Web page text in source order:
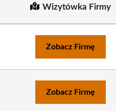
Wizytówka Firmy
Zobacz Firmę
Zobacz Firmę